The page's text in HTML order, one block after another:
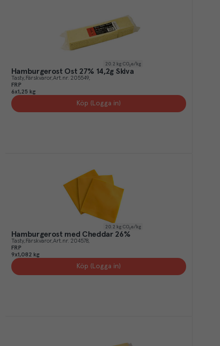
20.2 kg CO₂e/kg
Hamburgerost Ost 27% 14,2g Skiva
Tasty Färskvaror Art.nr. 205549
FRP
6x1,25 kg
Köp (Logga in)
20.2 kg CO₂e/kg
Hamburgerost med Cheddar 26%
Tasty Färskvaror Art.nr. 204578
FRP
9x1,082 kg
Köp (Logga in)